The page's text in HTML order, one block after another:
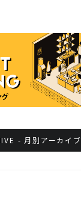
- 月別アーカイブ